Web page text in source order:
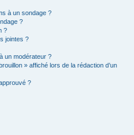
à un sondage ?
?
?
jointes ?
un modérateur ?
» affiché lors de la rédaction d’un
?